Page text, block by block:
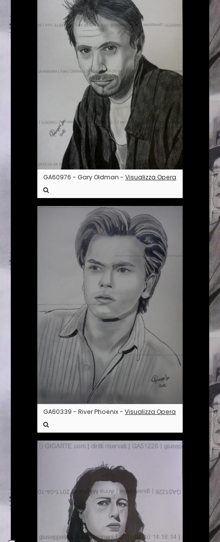
GA60976 - Gary Oldman - Visualizza Opera
GA60339 - River Phoenix - Visualizza Opera